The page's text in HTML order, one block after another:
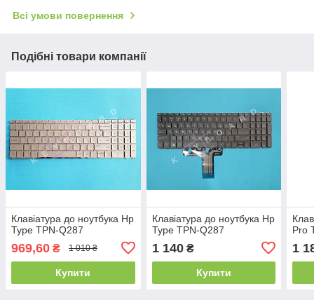
Всі умови повернення
Подібні товари компанії
Клавіатура до ноутбука Hp
Type TPN-Q287
969,60 ₴ 1 010 ₴
Купити
Клавіатура до ноутбука Hp
Type TPN-Q287
1 140₴
Купити
Pro
1